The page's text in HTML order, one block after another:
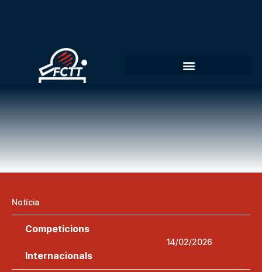
Notícia
Competicions
Internacionals
14/02/2026